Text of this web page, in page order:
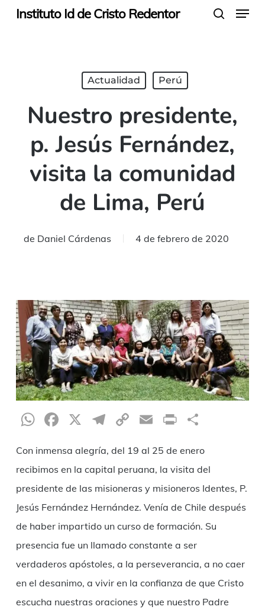
SkipInstituto Id de Cristo Redentor Menu
Actualidad Perú
Nuestro presidente,
p. Jesús Fernández,
visita la comunidad
de Lima, Perú
de Daniel Cárdenas 4 de febrero de 2020
WhatsApp
Facebook
X Telegram
CopyEmailPrint
Con inmensa alegría, del 19 al 25 de enero
recibimos en la capital peruana, la visita del
presidente de las misioneras y misioneros Identes, P.
Jesús Fernández Hernández. Venía de Chile después
de haber impartido un curso de formación. Su
presencia fue un llamado constante a ser
verdaderos apóstoles, a la perseverancia, a no caer
en el desanimo, a vivir en la confianza de que Cristo
escucha nuestras oraciones y que nuestro Padre